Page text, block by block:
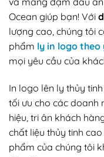
Ocean giúp bạn! Với
lượng cao, chúng tôi
phẩm ly in logo theo
mọi yêu cầu của
In logo lên ly thủy
tối ưu cho các doanh
hiệu, tri ân khách
chất liệu thủy tinh
phẩm của chúng tôi